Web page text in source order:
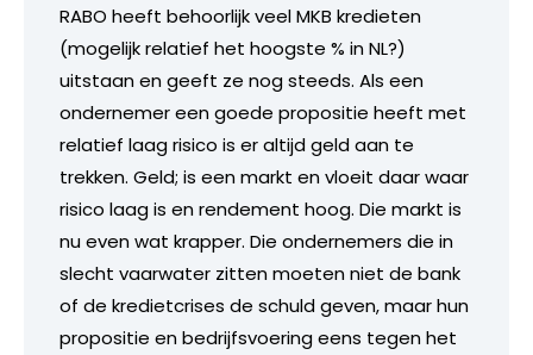
RABO heeft behoorlijk veel MKB kredieten
(mogelijk relatief het hoogste % in NL?)
uitstaan en geeft ze nog steeds. Als een
ondernemer een goede propositie heeft met
relatief laag risico is er altijd geld aan te
trekken. Geld; is een markt en vloeit daar waar
risico laag is en rendement hoog. Die markt is
nu even wat krapper. Die ondernemers die in
slecht vaarwater zitten moeten niet de bank
of de kredietcrises de schuld geven, maar hun
propositie en bedrijfsvoering eens tegen het